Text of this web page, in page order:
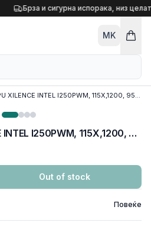
Брза и сигурна испорака, низ
MK
COOLERS CPU XILENCE INTEL I250PWM, 115X,1200, 95mm fan, TDP 95W XC032
COOLERS CPU XILENCE INTEL I250PWM, 115X,1200, 95mm fan, TDP 95W XC032
Out of stock
Повеќе